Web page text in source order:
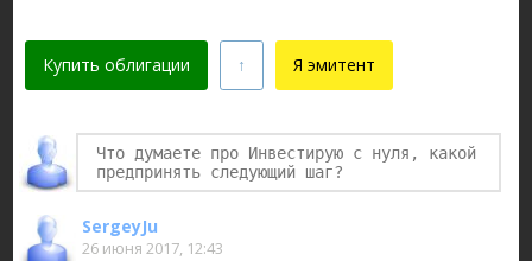
Купить облигации
Финаме
Я эмитент
SergeyJu
26 июня 2017, 12:43